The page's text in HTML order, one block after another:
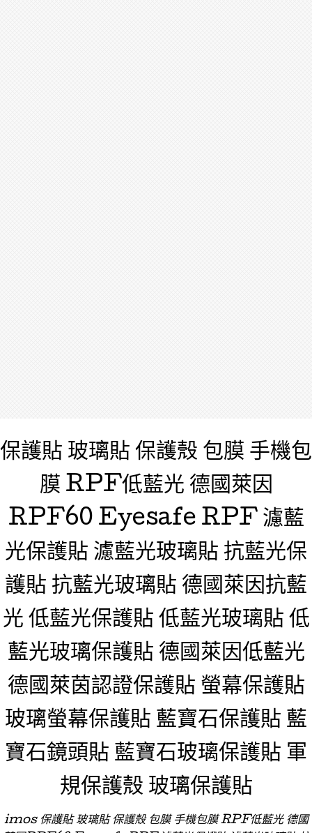
保護貼 玻璃貼 保護殼 包膜 手機包
膜 RPF低藍光 德國萊因
RPF60 Eyesafe RPF 濾藍
光保護貼 濾藍光玻璃貼 抗藍光保
護貼 抗藍光玻璃貼 德國萊因抗藍
光 低藍光保護貼 低藍光玻璃貼 低
藍光玻璃保護貼 德國萊因低藍光
德國萊茵認證保護貼 螢幕保護貼
玻璃螢幕保護貼 藍寶石保護貼 藍
寶石鏡頭貼 藍寶石玻璃保護貼 軍
規保護殼 玻璃保護貼
imos 保護貼 玻璃貼 保護殼 包膜 手機包膜 RPF低藍光 德國